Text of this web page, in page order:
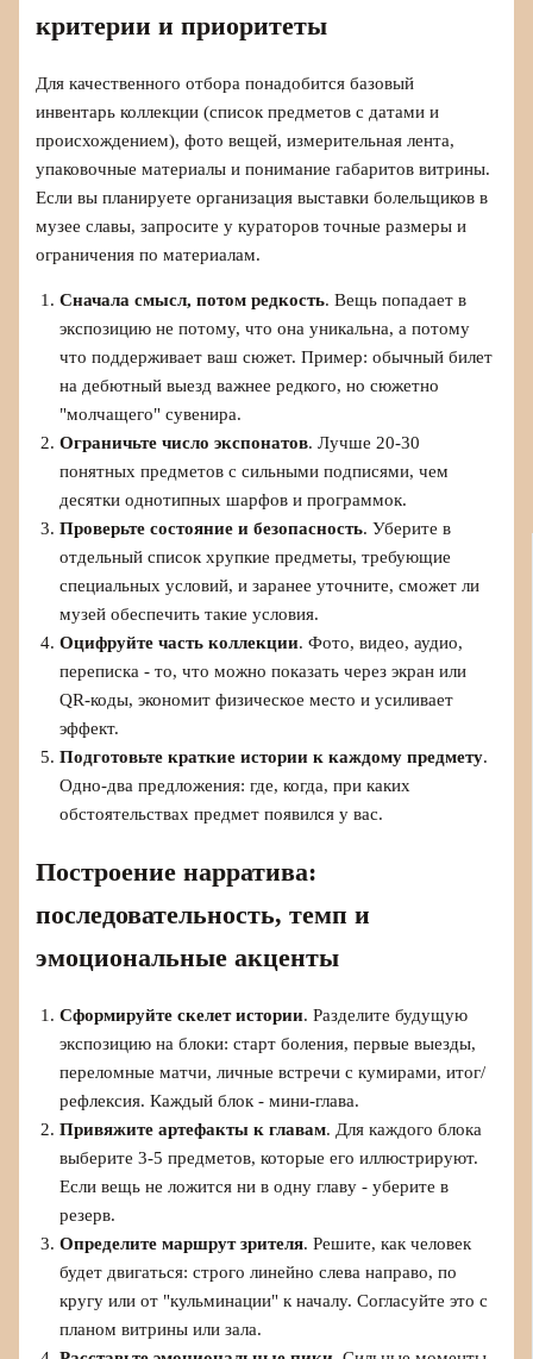
критерии и приоритеты
Для качественного отбора понадобится базовый
инвентарь коллекции (список предметов с датами и
происхождением), фото вещей, измерительная лента,
упаковочные материалы и понимание габаритов витрины.
Если вы планируете организация выставки болельщиков в
музее славы, запросите у кураторов точные размеры и
ограничения по материалам.
Сначала смысл, потом редкость. Вещь попадает в
экспозицию не потому, что она уникальна, а потому
что поддерживает ваш сюжет. Пример: обычный билет
на дебютный выезд важнее редкого, но сюжетно
"молчащего" сувенира.
Ограничьте число экспонатов. Лучше 20-30
понятных предметов с сильными подписями, чем
десятки однотипных шарфов и программок.
Проверьте состояние и безопасность. Уберите в
отдельный список хрупкие предметы, требующие
специальных условий, и заранее уточните, сможет ли
музей обеспечить такие условия.
Оцифруйте часть коллекции. Фото, видео, аудио,
переписка - то, что можно показать через экран или
QR-коды, экономит физическое место и усиливает
эффект.
Подготовьте краткие истории к каждому предмету.
Одно-два предложения: где, когда, при каких
обстоятельствах предмет появился у вас.
Построение нарратива:
последовательность, темп и
эмоциональные акценты
Сформируйте скелет истории. Разделите будущую
экспозицию на блоки: старт боления, первые выезды,
переломные матчи, личные встречи с кумирами, итог/
рефлексия. Каждый блок - мини-глава.
Привяжите артефакты к главам. Для каждого блока
выберите 3-5 предметов, которые его иллюстрируют.
Если вещь не ложится ни в одну главу - уберите в
резерв.
Определите маршрут зрителя. Решите, как человек
будет двигаться: строго линейно слева направо, по
кругу или от "кульминации" к началу. Согласуйте это с
планом витрины или зала.